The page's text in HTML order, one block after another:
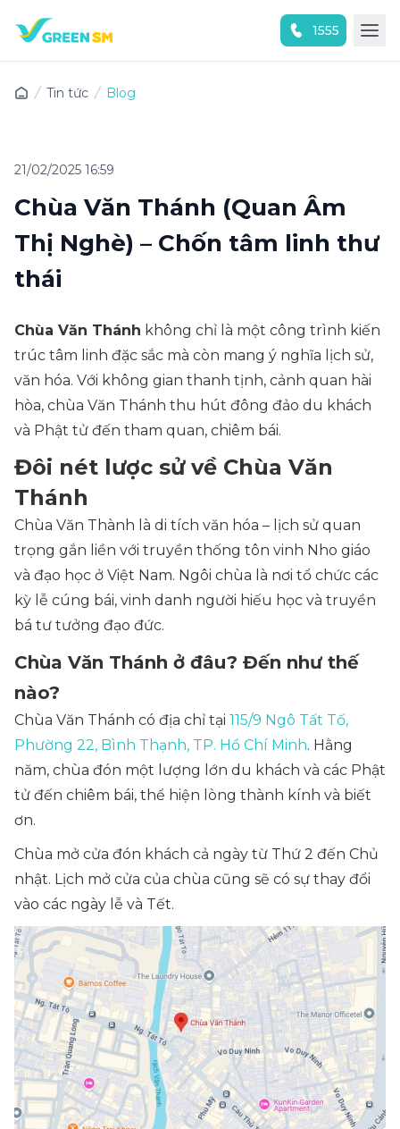
1555
Tin tức Blog
21/02/2025 16:59
Chùa Văn Thánh (Quan Âm
Thị Nghè) – Chốn tâm linh thư
thái
Chùa Văn Thánh không chỉ là một công trình kiến
trúc tâm linh đặc sắc mà còn mang ý nghĩa lịch sử,
văn hóa. Với không gian thanh tịnh, cảnh quan hài
hòa, chùa Văn Thánh thu hút đông đảo du khách
và Phật tử đến tham quan, chiêm bái.
Đôi nét lược sử về Chùa Văn
Thánh
Chùa Văn Thành là di tích văn hóa – lịch sử quan
trọng gắn liền với truyền thống tôn vinh Nho giáo
và đạo học ở Việt Nam. Ngôi chùa là nơi tổ chức các
kỳ lễ cúng bái, vinh danh người hiếu học và truyền
bá tư tưởng đạo đức.
Chùa Văn Thánh ở đâu? Đến như thế
nào?
Chùa Văn Thánh có địa chỉ tại 115/9 Ngô Tất Tố,
Phường 22, Bình Thạnh, TP. Hồ Chí Minh. Hằng
năm, chùa đón một lượng lớn du khách và các Phật
tử đến chiêm bái, thể hiện lòng thành kính và biết
ơn.
Chùa mở cửa đón khách cả ngày từ Thứ 2 đến Chủ
nhật. Lịch mở cửa của chùa cũng sẽ có sự thay đổi
vào các ngày lễ và Tết.